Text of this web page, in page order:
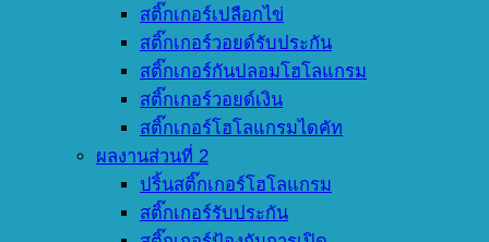
สติ๊กเกอร์เปลือกไข่
สติ๊กเกอร์วอยด์รับประกัน
สติ๊กเกอร์กันปลอมโฮโลแกรม
สติ๊กเกอร์วอยด์เงิน
สติ๊กเกอร์โฮโลแกรมไดคัท
ผลงานส่วนที่ 2
ปริ้นสติ๊กเกอร์โฮโลแกรม
สติ๊กเกอร์รับประกัน